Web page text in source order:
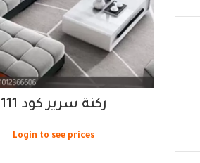
ركنة سرير كود 111
Login to see prices